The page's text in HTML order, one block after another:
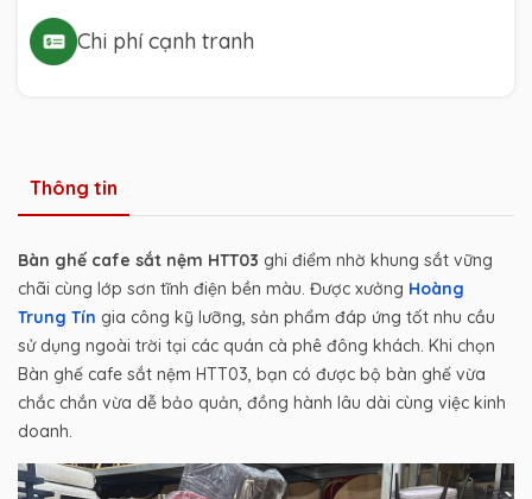
Chi phí cạnh tranh
Thông tin
Bàn ghế cafe sắt nệm HTT03 ghi điểm nhờ khung sắt vững
chãi cùng lớp sơn tĩnh điện bền màu. Được xưởng Hoàng
Trung Tín gia công kỹ lưỡng, sản phẩm đáp ứng tốt nhu cầu
sử dụng ngoài trời tại các quán cà phê đông khách. Khi chọn
Bàn ghế cafe sắt nệm HTT03, bạn có được bộ bàn ghế vừa
chắc chắn vừa dễ bảo quản, đồng hành lâu dài cùng việc kinh
doanh.